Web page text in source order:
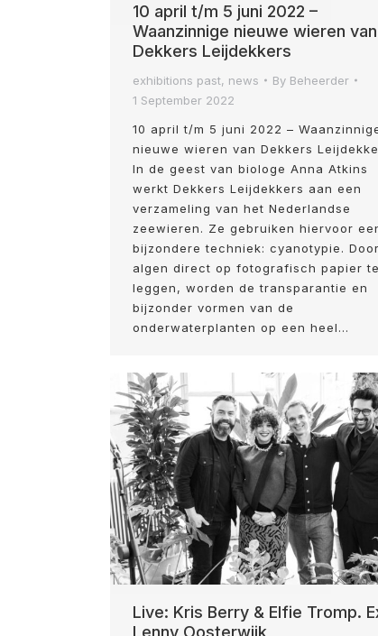
10 april t/m 5 juni 2022 –
Waanzinnige nieuwe wieren van
Dekkers Leijdekkers
exhibitions past, news By Beheerder
1 September 2022
10 april t/m 5 juni 2022 –
nieuwe wieren van Dekkers
In de geest van biologe Anna Atkins
werkt Dekkers Leijdekkers aan een
verzameling van het Nederlandse
zeewieren. Ze gebruiken hiervoor
bijzondere techniek: cyanotypie. Door
algen direct op fotografisch papier te
leggen, worden de transparantie en
bijzonder vormen van de
onderwaterplanten op een heel…
Live: Kris Berry & Elfie Tromp.